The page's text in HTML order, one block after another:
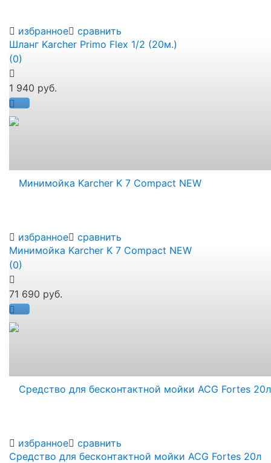
избранное сравнить
избранное сравнить
Шланг Karcher Primo Flex 1/2 (20м.)
(0)
1 940 руб.
избранное сравнить
Минимойка Karcher K 7 Compact NEW
(0)
71 690 руб.
Средство для бесконтактной мойки ACG Fortes 20л